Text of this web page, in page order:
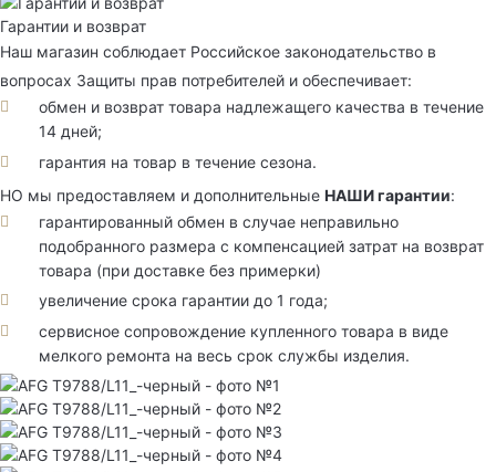
Гарантии и возврат
Наш магазин соблюдает Российское законодательство в
вопросах Защиты прав потребителей и обеспечивает:
обмен и возврат товара надлежащего качества в течение
14 дней;
гарантия на товар в течение сезона.
НО мы предоставляем и дополнительные НАШИ гарантии:
гарантированный обмен в случае неправильно
подобранного размера с компенсацией затрат на возврат
товара (при доставке без примерки)
увеличение срока гарантии до 1 года;
сервисное сопровождение купленного товара в виде
мелкого ремонта на весь срок службы изделия.